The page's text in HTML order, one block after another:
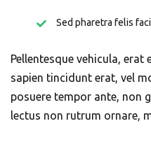
Sed pharetra felis
Pellentesque vehicula,
sapien tincidunt erat, vel
posuere tempor ante, non
lectus non rutrum ornare,